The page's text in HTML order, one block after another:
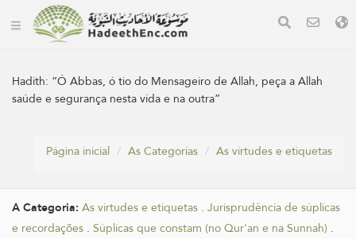
Hadith: “Ó Abbas, ó tio do Mensageiro de Allah, peça a Allah
saúde e segurança nesta vida e na outra”
Página inicial As Categorias As virtudes e etiquetas
A Categoria: As virtudes e etiquetas . Jurisprudência de súplicas
e recordações . Súplicas que constam (no Qur'an e na Sunnah) .